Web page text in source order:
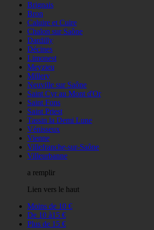
Brignais
Bron
Caluire et Cuire
Chalon sur Saône
Dardilly
Décines
Limonest
Meyzieu
Millery
Neuville sur Saône
Saint Cyr au Mont d'Or
Saint Fons
Saint Priest
Tassin la Demi Lune
Vénisseux
Vienne
Villefranche-sur-Saône
Villeurbanne
a remplir
Lien vers le haut
Moins de 10 €
De 10 à15 €
Plus de 15 €